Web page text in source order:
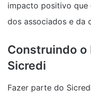
impacto positivo que
dos associados e da
Construindo o
Sicredi
Fazer parte do